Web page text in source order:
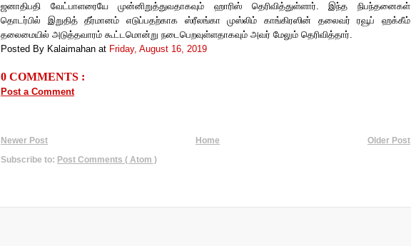
ஜனாதிபதி வேட்பாளரையே முன்னிறுத்துவதாகவும் ஹாரிஸ் தெரிவித்துள்ளார். இந்த நிபந்தனைகள்
தொடர்பில் இறுதித் தீர்மானம் எடுப்பதற்காக ஸ்ரீலங்கா முஸ்லிம் காங்கிரஸின் தலைவர் ரவூப் ஹக்கீம்
தலைமையில் அடுத்தவாரம் கூட்டமொன்று நடைபெறவுள்ளதாகவும் அவர் மேலும் தெரிவித்தார்.
Posted By Kalaimahan at Friday, August 16, 2019
0 COMMENTS :
Post a Comment
Newer Post Older Post
Home
Subscribe to: Post Comments ( Atom )